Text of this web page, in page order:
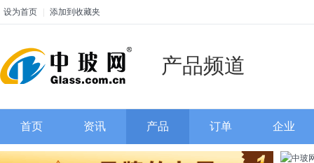
设为首页 添加到收藏夹
产品频道
首页 资讯 产品 订单 企业